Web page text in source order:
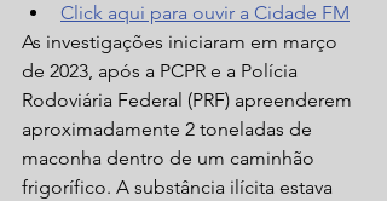
Click aqui para ouvir a Cidade FM
As investigações iniciaram em março
de 2023, após a PCPR e a Polícia
Rodoviária Federal (PRF) apreenderem
aproximadamente 2 toneladas de
maconha dentro de um caminhão
frigorífico. A substância ilícita estava